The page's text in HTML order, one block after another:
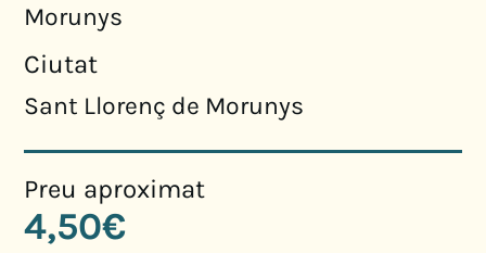
Morunys
Ciutat
Sant Llorenç de Morunys
Preu aproximat
4,50€